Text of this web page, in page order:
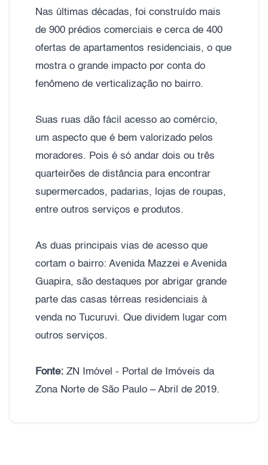
Nas últimas décadas, foi construído mais
de 900 prédios comerciais e cerca de 400
ofertas de apartamentos residenciais, o que
mostra o grande impacto por conta do
fenômeno de verticalização no bairro.
Suas ruas dão fácil acesso ao comércio,
um aspecto que é bem valorizado pelos
moradores. Pois é só andar dois ou três
quarteirões de distância para encontrar
supermercados, padarias, lojas de roupas,
entre outros serviços e produtos.
As duas principais vias de acesso que
cortam o bairro: Avenida Mazzei e Avenida
Guapira, são destaques por abrigar grande
parte das casas térreas residenciais à
venda no Tucuruvi. Que dividem lugar com
outros serviços.
Fonte: ZN Imóvel - Portal de Imóveis da
Zona Norte de São Paulo – Abril de 2019.